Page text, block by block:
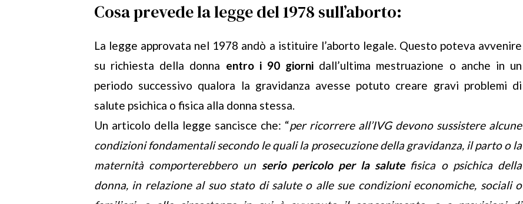
Cosa prevede la legge del 1978 sull’aborto:
La legge approvata nel 1978 andò a istituire l’aborto legale. Questo poteva avvenire
su richiesta della donna entro i 90 giorni dall’ultima mestruazione o anche in un
periodo successivo qualora la gravidanza avesse potuto creare gravi problemi di
salute psichica o fisica alla donna stessa.
Un articolo della legge sancisce che: “per ricorrere all’IVG devono sussistere alcune
condizioni fondamentali secondo le quali la prosecuzione della gravidanza, il parto o la
maternità comporterebbero un serio pericolo per la salutefisica o psichica della
donna, in relazione al suo stato di salute o alle sue condizioni economiche, sociali o